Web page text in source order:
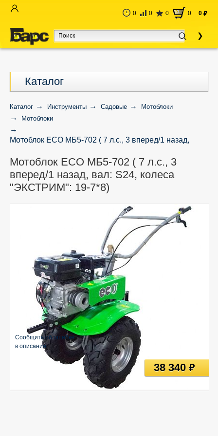
0 0 0 0 0 руб
Каталог
Каталог Инструменты Садовые
Мотоблоки
Мотоблоки
Мотоблок ECO МБ5-702 ( 7 л.с., 3 вперед/1 назад,
Мотоблок ECO МБ5-702 ( 7 л.с., 3
вперед/1 назад, вал: S24, колеса
"ЭКСТРИМ": 19-7*8)
Сообщить об ошибке
в описании
38 340руб